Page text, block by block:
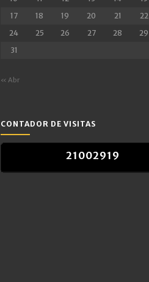
17
18 19 20 21 22
24
25 26 27 28 29
31
« Abr
CONTADOR DE VISITAS
21 00291 9